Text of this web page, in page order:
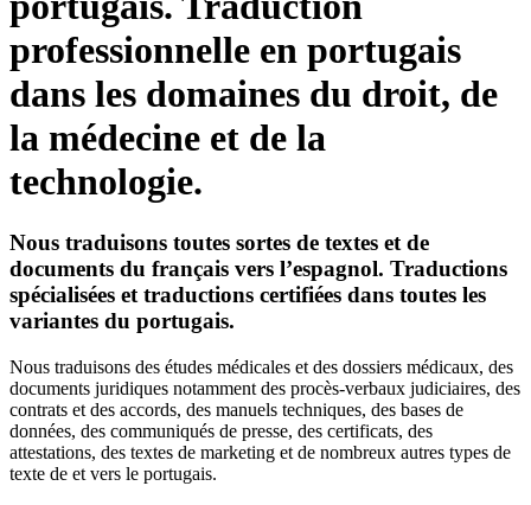
professionnelle en portugais
dans les domaines du droit, de
la médecine et de la
technologie.
Nous traduisons toutes sortes de textes et de
documents du français vers l’espagnol. Traductions
spécialisées et traductions certifiées dans toutes les
variantes du portugais.
Nous traduisons des études médicales et des dossiers médicaux, des
documents juridiques notamment des procès-verbaux judiciaires, des
contrats et des accords, des manuels techniques, des bases de
données, des communiqués de presse, des certificats, des
attestations, des textes de marketing et de nombreux autres types de
texte de et vers le portugais.